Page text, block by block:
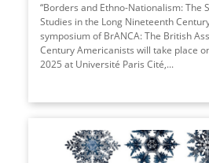
“Borders and Ethno-Nationalism: The
Studies in the Long Nineteenth
symposium of BrANCA: The British
Century Americanists will take place
2025 at Université Paris Cité,...